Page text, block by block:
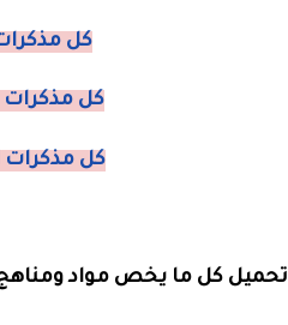
كل مذكرات
كل مذكرات
كل مذكرات
تحميل كل ما يخص مواد ومناهج